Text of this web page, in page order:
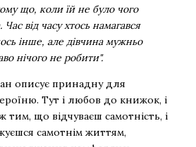
що, коли їй не було чого
від часу хтось намагався
інше, але дівчина мужньо
нічого не робити".
описує принадну для
Тут і любов до книжок, і
тим, що відчуваєш самотність, і
самотнім життям,